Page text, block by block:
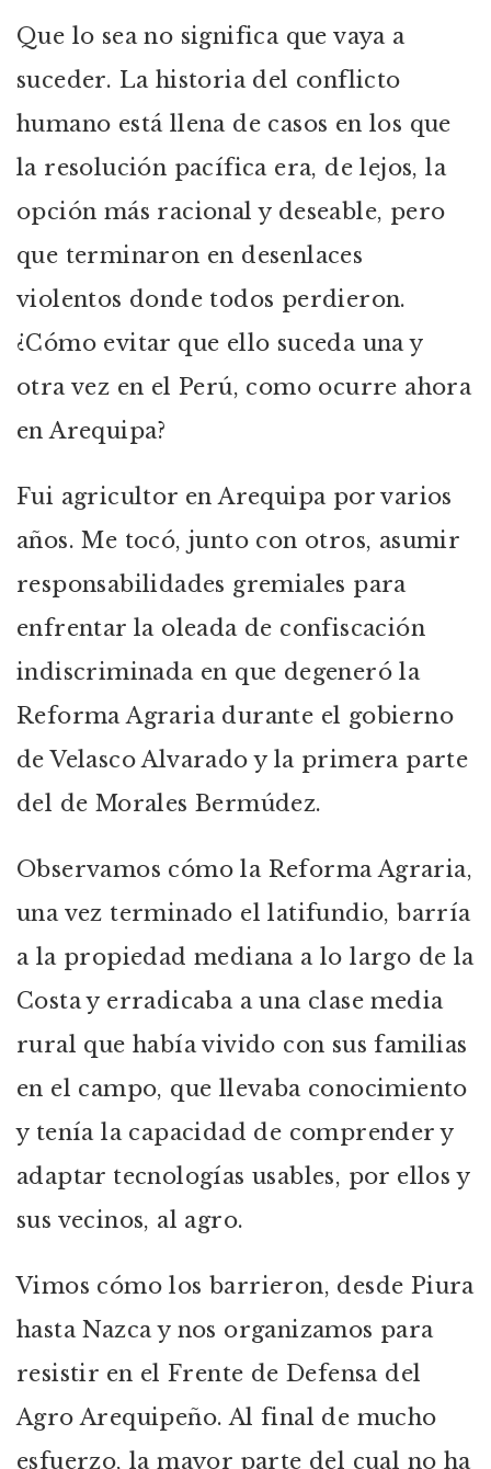
Que lo sea no significa que vaya a
suceder. La historia del conflicto
humano está llena de casos en los que
la resolución pacífica era, de lejos, la
opción más racional y deseable, pero
que terminaron en desenlaces
violentos donde todos perdieron.
¿Cómo evitar que ello suceda una y
otra vez en el Perú, como ocurre ahora
en Arequipa?
Fui agricultor en Arequipa por varios
años. Me tocó, junto con otros, asumir
responsabilidades gremiales para
enfrentar la oleada de confiscación
indiscriminada en que degeneró la
Reforma Agraria durante el gobierno
de Velasco Alvarado y la primera parte
del de Morales Bermúdez.
Observamos cómo la Reforma Agraria,
una vez terminado el latifundio, barría
a la propiedad mediana a lo largo de la
Costa y erradicaba a una clase media
rural que había vivido con sus familias
en el campo, que llevaba conocimiento
y tenía la capacidad de comprender y
adaptar tecnologías usables, por ellos y
sus vecinos, al agro.
Vimos cómo los barrieron, desde Piura
hasta Nazca y nos organizamos para
resistir en el Frente de Defensa del
Agro Arequipeño. Al final de mucho
esfuerzo, la mayor parte del cual no ha